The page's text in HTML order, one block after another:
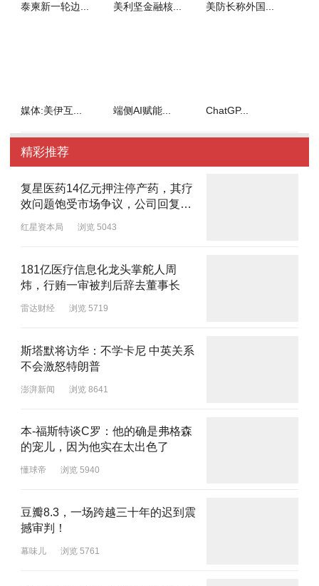
泰柬新一轮边... 美利坚金融核... 美防长称外国...
媒体:美伊互... 端侧AI赋能... ChatGP...
精彩推荐
复星医药14亿元押注停产药，其疗
效问题饱受市场争议，公司回复监
红星资本局 浏览 5043
181亿医疗信息化龙头掌舵人周
炜，行贿一审被判后辞去董事长
雷达财经 浏览 5719
斯塔默将访华：不学卡尼 中英关系
不会激怒特朗普
澎湃新闻 浏览 8641
本-福斯特谈C罗：他的确是弗格森
的宠儿，因为他实在太出色了
懂球帝 浏览 5940
豆瓣8.3，一场跨越三十年的迟到震
撼审判！
幕味儿 浏览 5761